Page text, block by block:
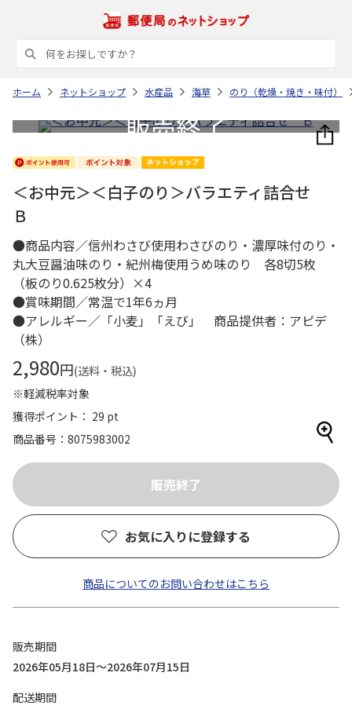
ホーム ネットショップ 水産品 海草 のり（乾燥・焼き・味付）
＜お中元＞＜白子のり＞バラエティ詰合せ
Ｂ
●商品内容／信州わさび使用わさびのり・濃厚味付のり・
丸大豆醤油味のり・紀州梅使用うめ味のり 各8切5枚
（板のり0.625枚分）×4
●賞味期間／常温で1年6ヵ月
●アレルギー／「小麦」「えび」 商品提供者：アピデ
（株）
2,980円(送料・税込)
※軽減税率対象
獲得ポイント： 29 pt
商品番号
8075983002
お気に入りに登録する
商品についてのお問い合わせはこちら
販売期間
2026年05月18日～2026年07月15日
配送期間